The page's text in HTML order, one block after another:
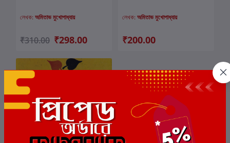
লেখক: অমিতাভ মুখোপাধ্যায়
₹310.00 ₹298.00
লেখক: অমিতাভ মুখোপাধ্যায়
₹200.00